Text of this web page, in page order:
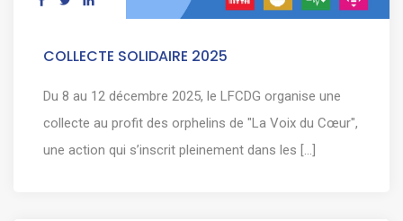
COLLECTE SOLIDAIRE 2025
Du 8 au 12 décembre 2025, le LFCDG organise une
collecte au profit des orphelins de "La Voix du Cœur",
une action qui s’inscrit pleinement dans les [...]